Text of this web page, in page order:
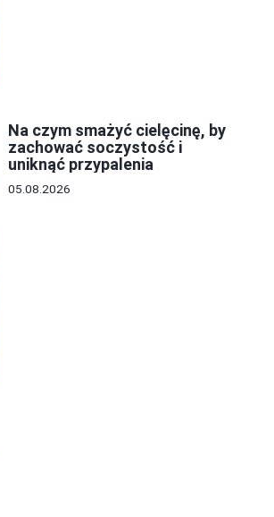
Na czym smażyć cielęcinę, by
zachować soczystość i
uniknąć przypalenia
05.08.2026